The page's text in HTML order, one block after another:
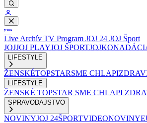
Live Archív TV Program JOJ 24 JOJ Šport
JOJJOJ PLAYJOJ ŠPORTJOJKO
LIFESTYLE
ŽENSKÉTOPSTARSME CHLAPI
LIFESTYLE
ŽENSKÉ TOPSTAR SME CHLAPI
SPRAVODAJSTVO
NOVINYJOJ 24ŠPORTVIDEONOVINY